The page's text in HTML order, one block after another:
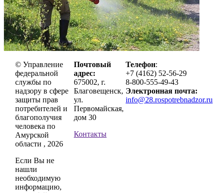
© Управление
федеральной
службы по
надзору в сфере
защиты прав
потребителей и
благополучия
человека по
Амурской
области , 2026
Если Вы не
нашли
необходимую
информацию,
Почтовый
адрес:
675002, г.
Благовещенск,
ул.
Первомайская,
дом 30
Контакты
Телефон:
+7 (4162) 52-56-29
8-800-555-49-43
Электронная почта:
info@28.rospotrebnadzor.ru